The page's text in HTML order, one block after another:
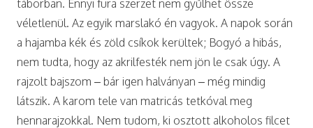
táborban. Ennyi fura szerzet nem gyűlhet össze
véletlenül. Az egyik marslakó én vagyok. A napok során
a hajamba kék és zöld csíkok kerültek; Bogyó a hibás,
nem tudta, hogy az akrilfesték nem jön le csak úgy. A
rajzolt bajszom – bár igen halványan – még mindig
látszik. A karom tele van matricás tetkóval meg
hennarajzokkal. Nem tudom, ki osztott alkoholos filcet